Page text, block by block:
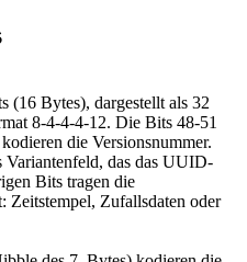
(16 Bytes), dargestellt als 32
8-4-4-4-12. Die Bits 48-51
die Versionsnummer.
das das UUID-
Bits tragen die
Zeitstempel, Zufallsdaten oder